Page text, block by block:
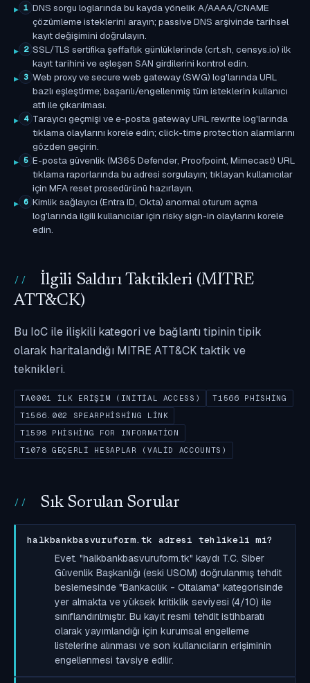
1 DNS sorgu loglarında bu kayda yönelik A/AAAA/CNAME
çözümleme isteklerini arayın; passive DNS arşivinde tarihsel
kayıt değişimini doğrulayın.
2 SSL/TLS sertifika şeffaflık günlüklerinde (crt.sh, censys.io) ilk
kayıt tarihini ve eşleşen SAN girdilerini kontrol edin.
3 Web proxy ve secure web gateway (SWG) log'larında URL
bazlı eşleştirme; başarılı/engellenmiş tüm isteklerin kullanıcı
atfı ile çıkarılması.
4 Tarayıcı geçmişi ve e-posta gateway URL rewrite log'larında
tıklama olaylarını korele edin; click-time protection alarmlarını
gözden geçirin.
5 E-posta güvenlik (M365 Defender, Proofpoint, Mimecast) URL
tıklama raporlarında bu adresi sorgulayın; tıklayan kullanıcılar
için MFA reset prosedürünü hazırlayın.
6 Kimlik sağlayıcı (Entra ID, Okta) anormal oturum açma
log'larında ilgili kullanıcılar için risky sign-in olaylarını korele
edin.
İlgili Saldırı Taktikleri (MITRE
ATT&CK)
Bu IoC ile ilişkili kategori ve bağlantı tipinin tipik
olarak haritalandığı MITRE ATT&CK taktik ve
teknikleri.
TA0001 İLK ERIŞIM (INITIAL ACCESS)
T1566 PHISHING
T1566.002 SPEARPHISHING LINK
T1598 PHISHING FOR INFORMATION
T1078 GEÇERLI HESAPLAR (VALID ACCOUNTS)
Sık Sorulan Sorular
halkbankbasvuruform.tk adresi tehlikeli mi?
Evet. "halkbankbasvuruform.tk" kaydı T.C. Siber
Güvenlik Başkanlığı (eski USOM) doğrulanmış tehdit
beslemesinde "Bankacılık - Oltalama" kategorisinde
yer almakta ve yüksek kritiklik seviyesi (4/10) ile
sınıflandırılmıştır. Bu kayıt resmi tehdit istihbaratı
olarak yayımlandığı için kurumsal engelleme
listelerine alınması ve son kullanıcıların erişiminin
engellenmesi tavsiye edilir.